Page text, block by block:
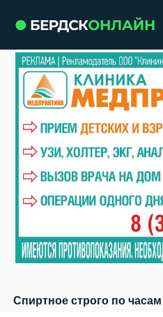
Спиртное строго по часам